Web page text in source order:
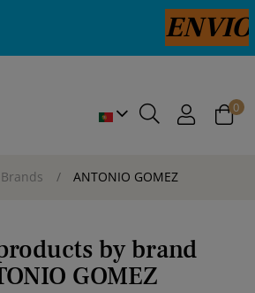
ENVIOS
0
Brands ANTONIO GOMEZ
by brand
GOMEZ